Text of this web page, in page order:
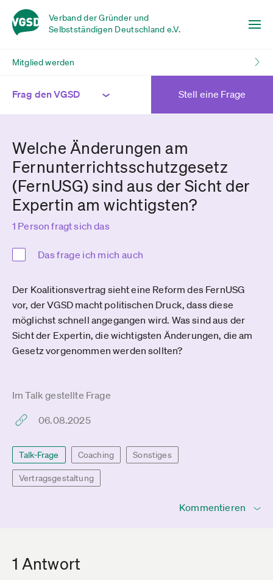
Verband der Gründer und
Selbstständigen Deutschland e.V.
Mitglied werden
Frag den VGSD Stell eine Frage
Welche Änderungen am
Fernunterrichtsschutzgesetz
(FernUSG) sind aus der Sicht der
Expertin am wichtigsten?
1 Person fragt sich das
Das frage ich mich auch
Der Koalitionsvertrag sieht eine Reform des FernUSG
vor, der VGSD macht politischen Druck, dass diese
möglichst schnell angegangen wird. Was sind aus der
Sicht der Expertin, die wichtigsten Änderungen, die am
Gesetz vorgenommen werden sollten?
Im Talk gestellte Frage
06.08.2025
Talk-Frage Coaching Sonstiges
Vertragsgestaltung
Kommentieren
1 Antwort